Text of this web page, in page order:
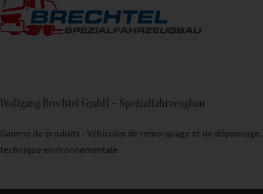
Wolfgang Brechtel GmbH – Spezialfahrzeugbau
Gamme de produits : Véhicules de remorquage et de dépannage,
technique environnementale